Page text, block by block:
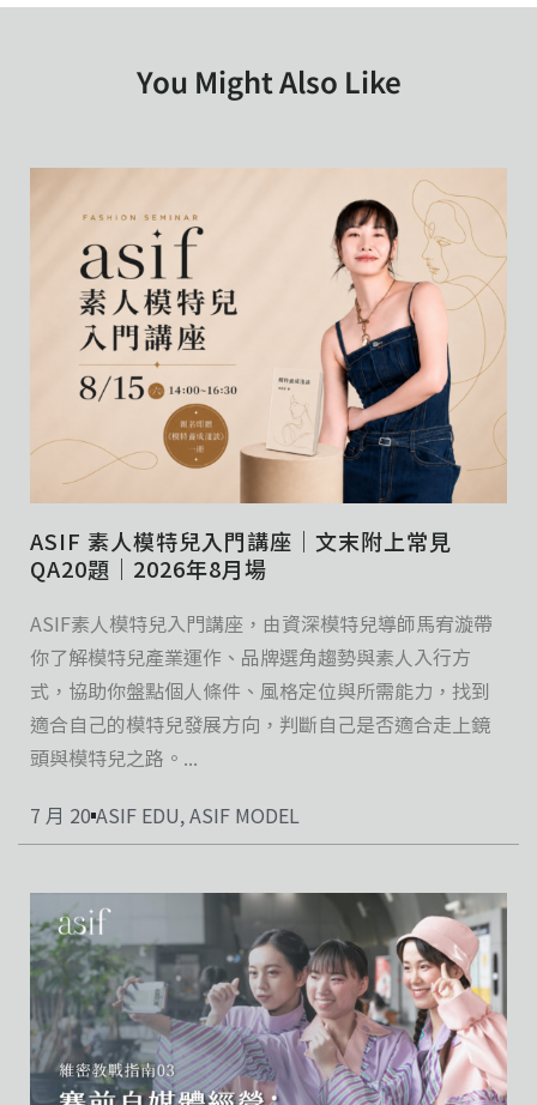
You Might Also Like
ASIF 素人模特兒入門講座｜文末附上常見
QA20題｜2026年8月場
ASIF素人模特兒入門講座，由資深模特兒導師馬宥漩帶
你了解模特兒產業運作、品牌選角趨勢與素人入行方
式，協助你盤點個人條件、風格定位與所需能力，找到
適合自己的模特兒發展方向，判斷自己是否適合走上鏡
頭與模特兒之路。...
7 月 20 ASIF EDU,ASIF MODEL